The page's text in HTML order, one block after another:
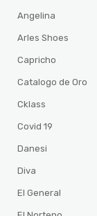
Angelina
Arles Shoes
Capricho
Catalogo de Oro
Cklass
Covid 19
Danesi
Diva
El General